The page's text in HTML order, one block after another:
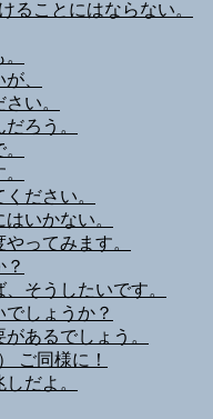
ることにはならない。
、
い。
ろう。
ださい。
いかない。
ってみます。
そうしたいです。
しょうか？
あるでしょう。
ご同様に！
だよ。